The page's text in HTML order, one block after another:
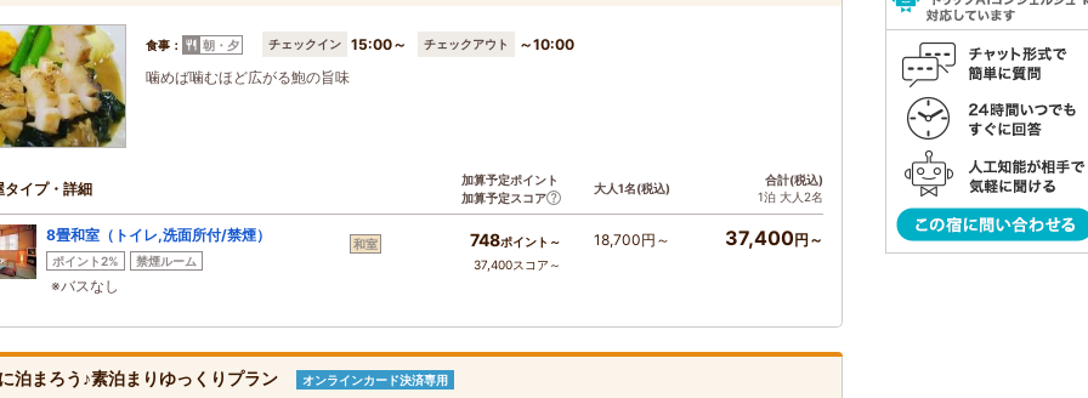
食事： 朝・夕 チェックイン 15:00～ チェックアウト
～10:00
噛めば噛むほど広がる鮑の旨味
タイプ・詳細
加算予定ポイント
加算予定スコア
大人1名(税込)
合計(税込)
1泊 大人2名
8畳和室（トイレ,洗面所付/禁煙）
ポイント2% 禁煙ルーム
※バスなし
和室 748ポイント～
37,400スコア～
18,700円～ 37,400円～
泊まろう♪素泊まりゆっくりプラン オンラインカード決済専用